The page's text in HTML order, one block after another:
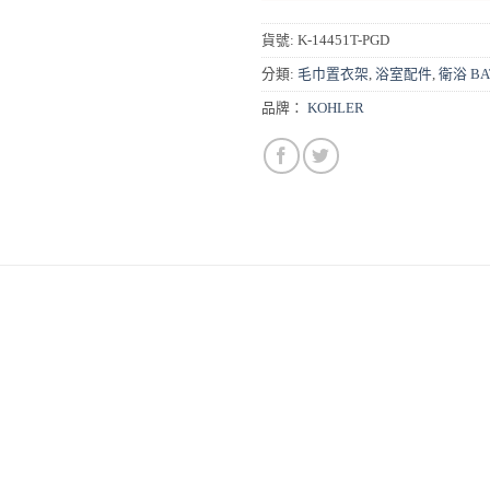
貨號: K-14451T-PGD
分類: 毛巾置衣架 浴室配件 衛浴
品牌： KOHLER